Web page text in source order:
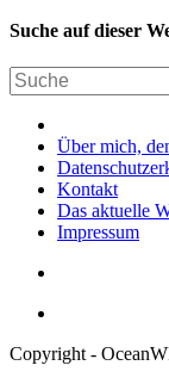
Suche auf dieser
Über mich,
Kontakt
Das aktuelle
Impressum
Copyright -